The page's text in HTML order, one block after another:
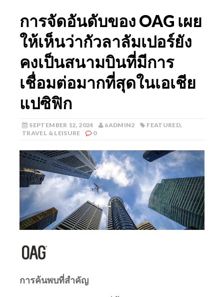
การจัดอันดับของ OAG เผย
ให้เห็นว่ากัวลาลัมเปอร์ยัง
คงเป็นสนามบินที่มีการ
เชื่อมต่อมากที่สุดในเอเชีย
แปซิฟิก
SEPTEMBER 12, 2024 6ADMIN2 FEATURED,
TRAVEL & LEISURE
0
การค้นพบที่สําคัญ